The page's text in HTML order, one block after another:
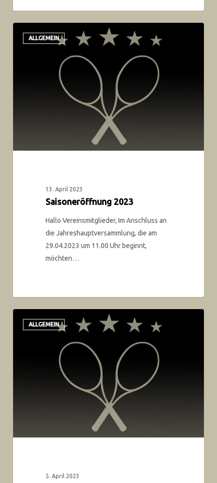
ALLGEMEIN
13. April 2023
Saisoneröffnung 2023
Hallo Vereinsmitglieder, Im Anschluss an
die Jahreshauptversammlung, die am
29.04.2023 um 11.00 Uhr beginnt,
möchten…
ALLGEMEIN
5. April 2023